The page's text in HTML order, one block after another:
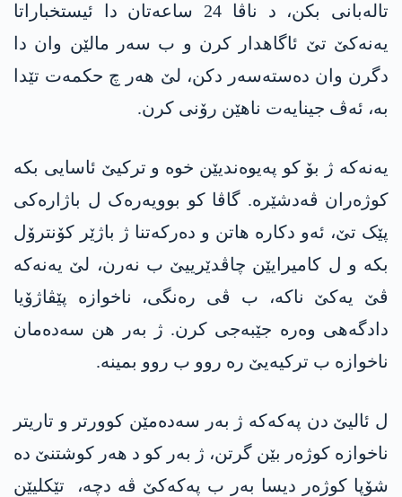
تالەبانی بکن، د ناڤا 24 ساعەتان دا ئیستخباراتا
یه‌نه‌كێ تێ ئاگاهدار کرن و ب سەر مالێن وان دا
دگرن وان دەستەسەر دکن، لێ هەر چ حکمەت تێدا
به‌، ئەڤ جینایەت ناهێن رۆنی کرن.
یه‌نه‌كە ژ بۆ كو په‌یوه‌ندیێن خوە و ترکیێ ئاسایی بکە
کوژەران ڤەدشێرە. گاڤا کو بوویەرەک ل باژارەکی
پێک تێ، ئەو دكاره‌ هاتن و دەرکەتنا ژ باژێر کۆنترۆل
بکە و ل كامیرایێن چاڤدێرییێ ب نەرن، لێ یه‌نه‌كە
ڤێ یەکێ ناکە، ب ڤی رەنگی، ناخوازە پێڤاژۆیا
دادگەهی وەرە جێبەجی کرن. ژ بەر هن سەدەمان
ناخوازە ب ترکیەیێ رە روو ب روو بمینە.
ل ئالیێ دن په‌كه‌كە ژ بەر سەدەمێن کوورتر و تاریتر
ناخوازە کوژەر بێن گرتن، ژ بەر کو د هەر کوشتنێ دە
شۆپا کوژەر دیسا بەر ب په‌كه‌كێ ڤە دچە، تێکلیێن